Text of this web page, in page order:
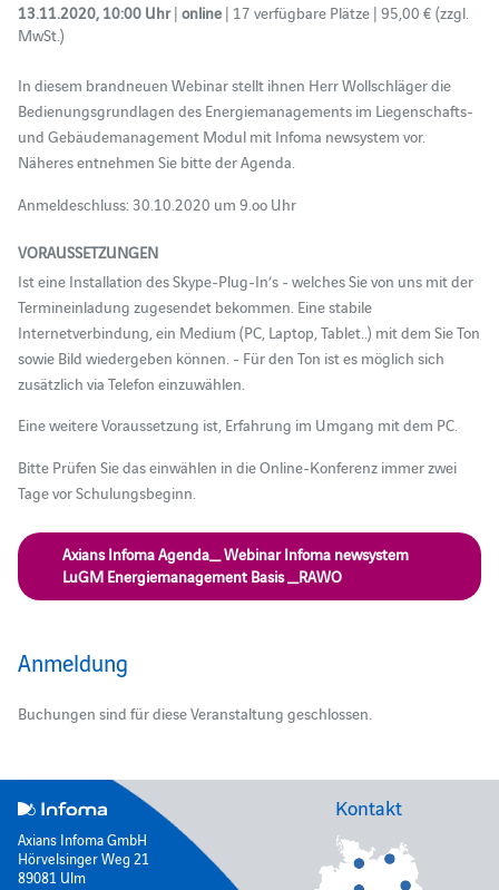
13.11.2020, 10:00 Uhr| online | 17 verfügbare Plätze | 95,00 € (zzgl.
MwSt.)
In diesem brandneuen Webinar stellt ihnen Herr Wollschläger die
Bedienungsgrundlagen des Energiemanagements im Liegenschafts-
und Gebäudemanagement Modul mit Infoma newsystem vor.
Näheres entnehmen Sie bitte der Agenda.
Anmeldeschluss: 30.10.2020 um 9.oo Uhr
VORAUSSETZUNGEN
Ist eine Installation des Skype-Plug-In’s - welches Sie von uns mit der
Termineinladung zugesendet bekommen. Eine stabile
Internetverbindung, ein Medium (PC, Laptop, Tablet..) mit dem Sie Ton
sowie Bild wiedergeben können. - Für den Ton ist es möglich sich
zusätzlich via Telefon einzuwählen.
Eine weitere Voraussetzung ist, Erfahrung im Umgang mit dem PC.
Bitte Prüfen Sie das einwählen in die Online-Konferenz immer zwei
Tage vor Schulungsbeginn.
Axians Infoma Agenda_ Webinar Infoma newsystem
LuGM Energiemanagement Basis _RAWO
Anmeldung
Buchungen sind für diese Veranstaltung geschlossen.
Axians Infoma GmbH
Hörvelsinger Weg 21
89081 Ulm
Kontakt